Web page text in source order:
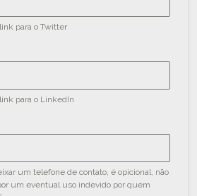
para o Twitter
para o LinkedIn
um telefone de contato, é opicional, não
um eventual uso indevido por quem